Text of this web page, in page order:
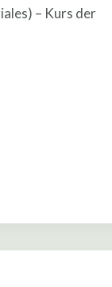
– Kurs der